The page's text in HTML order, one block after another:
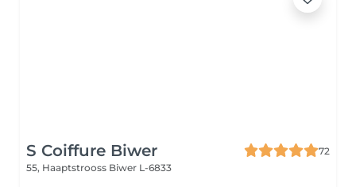
S Coiffure Biwer
72
55, Haaptstrooss Biwer L-6833